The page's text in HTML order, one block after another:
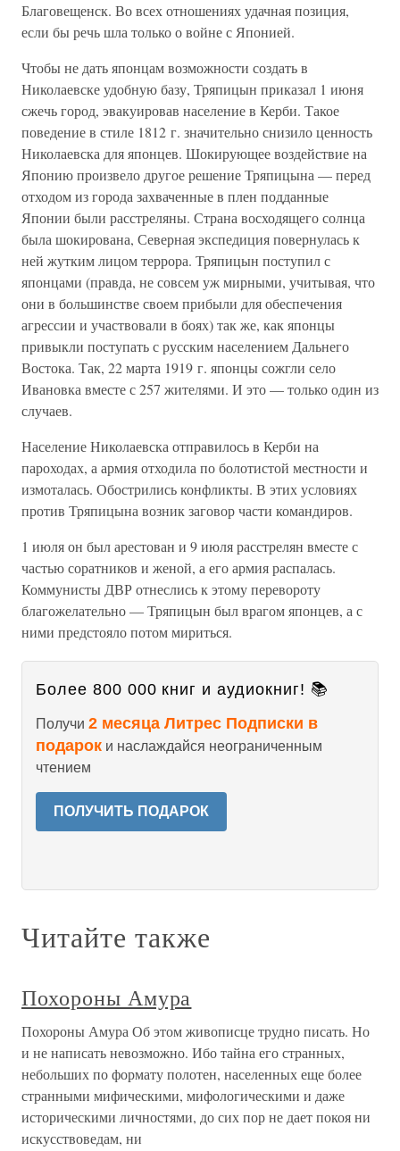
Благовещенск. Во всех отношениях удачная позиция,
если бы речь шла только о войне с Японией.
Чтобы не дать японцам возможности создать в
Николаевске удобную базу, Тряпицын приказал 1 июня
сжечь город, эвакуировав население в Керби. Такое
поведение в стиле 1812 г. значительно снизило ценность
Николаевска для японцев. Шокирующее воздействие на
Японию произвело другое решение Тряпицына — перед
отходом из города захваченные в плен подданные
Японии были расстреляны. Страна восходящего солнца
была шокирована, Северная экспедиция повернулась к
ней жутким лицом террора. Тряпицын поступил с
японцами (правда, не совсем уж мирными, учитывая, что
они в большинстве своем прибыли для обеспечения
агрессии и участвовали в боях) так же, как японцы
привыкли поступать с русским населением Дальнего
Востока. Так, 22 марта 1919 г. японцы сожгли село
Ивановка вместе с 257 жителями. И это — только один из
случаев.
Население Николаевска отправилось в Керби на
пароходах, а армия отходила по болотистой местности и
измоталась. Обострились конфликты. В этих условиях
против Тряпицына возник заговор части командиров.
1 июля он был арестован и 9 июля расстрелян вместе с
частью соратников и женой, а его армия распалась.
Коммунисты ДВР отнеслись к этому перевороту
благожелательно — Тряпицын был врагом японцев, а с
ними предстояло потом мириться.
Более 800 000 книг и аудиокниг! 📚
Получи 2 месяца Литрес Подписки в
подарок и наслаждайся неограниченным
чтением
ПОЛУЧИТЬ ПОДАРОК
Читайте также
Похороны Амура
Похороны Амура Об этом живописце трудно писать. Но
и не написать невозможно. Ибо тайна его странных,
небольших по формату полотен, населенных еще более
странными мифическими, мифологическими и даже
историческими личностями, до сих пор не дает покоя ни
искусствоведам, ни